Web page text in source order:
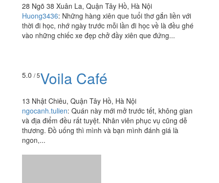
28 Ngõ 38 Xuân La, Quận Tây Hồ, Hà Nội
Huong3436: Những hàng xiên que tuổi thơ gắn liền với
thời đi học, nhớ ngày trước mỗi lần đi học về là đều ghé
vào những chiếc xe đẹp chở đầy xiên que đứng...
5.0 / 5Voila Café
13 Nhật Chiêu, Quận Tây Hồ, Hà Nội
ngocanh.tulien: Quán này mới mở trước tết, không gian
và địa điểm đều rất tuyệt. Nhân viên phục vụ cũng dễ
thương. Đồ uống thì mình và bạn mình đánh giá là
ngon,...